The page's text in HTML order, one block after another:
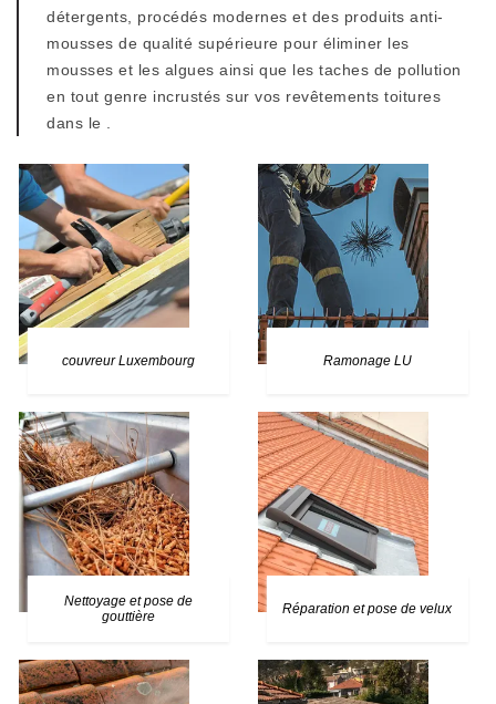
détergents, procédés modernes et des produits anti-
mousses de qualité supérieure pour éliminer les
mousses et les algues ainsi que les taches de pollution
en tout genre incrustés sur vos revêtements toitures
dans le .
couvreur Luxembourg Ramonage LU
Nettoyage et pose de
gouttière
Réparation et pose de velux